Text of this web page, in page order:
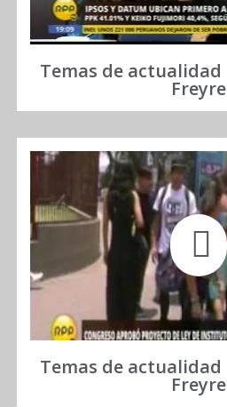
Temas de
Freyre
Temas de
Freyre